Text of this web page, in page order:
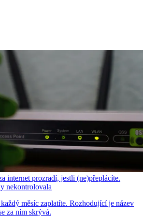
internet prozradí, jestli (ne)přeplácíte.
nekontrolovala
měsíc zaplatíte. Rozhodující je název
za ním skrývá.